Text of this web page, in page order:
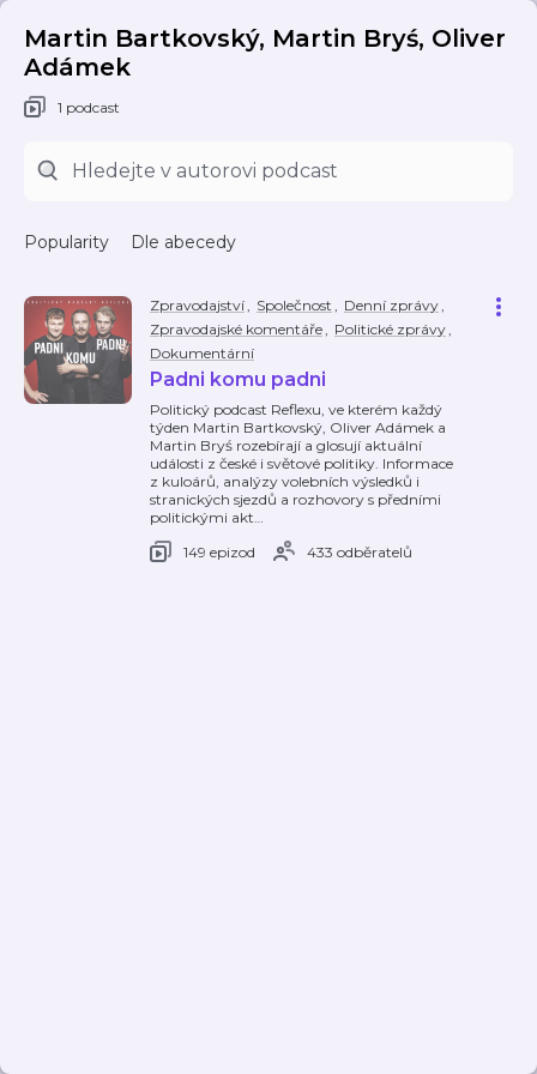
Martin Bartkovský, Martin Bryś, Oliver
Adámek
1 podcast
Popularity Dle abecedy
Zpravodajství, Společnost , Denní zprávy,
Zpravodajské komentáře, Politické zprávy,
Dokumentární
Padni komu padni
Politický podcast Reflexu, ve kterém každý
týden Martin Bartkovský, Oliver Adámek a
Martin Bryś rozebírají a glosují aktuální
události z české i světové politiky. Informace
z kuloárů, analýzy volebních výsledků i
stranických sjezdů a rozhovory s předními
politickými akt…
149 epizod
433 odběratelů